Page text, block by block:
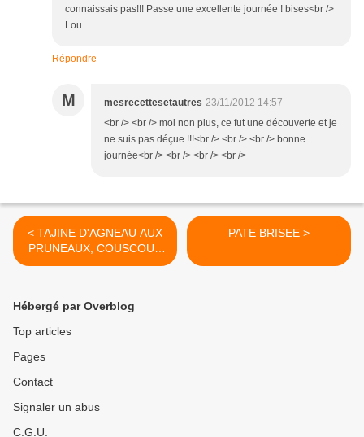
connaissais pas!!! Passe une excellente journée ! bises<br />
Lou
Répondre
M mesrecettesetautres 23/11/2012 14:57
<br /> <br /> moi non plus, ce fut une découverte et je
ne suis pas déçue !!!<br /> <br /> <br /> bonne
journée<br /> <br /> <br /> <br />
< TAJINE D'AGNEAU AUX
PRUNEAUX, COUSCOUS
D'ORGE PERLEE
PATE BRISEE >
Hébergé par Overblog
Top articles
Pages
Contact
Signaler un abus
C.G.U.